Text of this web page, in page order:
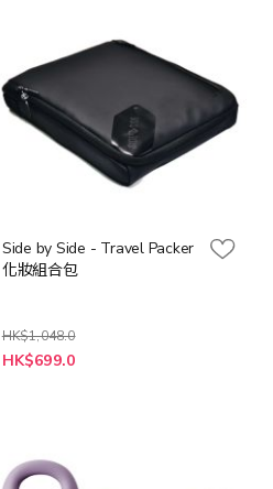
Side by Side - Travel Packer
化妝組合包
HK$1,048.0
特
殊
HK$699.0